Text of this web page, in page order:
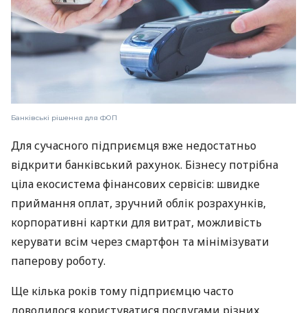
Банківські рішення для ФОП
Для сучасного підприємця вже недостатньо
відкрити банківський рахунок. Бізнесу потрібна
ціла екосистема фінансових сервісів: швидке
приймання оплат, зручний облік розрахунків,
корпоративні картки для витрат, можливість
керувати всім через смартфон та мінімізувати
паперову роботу.
Ще кілька років тому підприємцю часто